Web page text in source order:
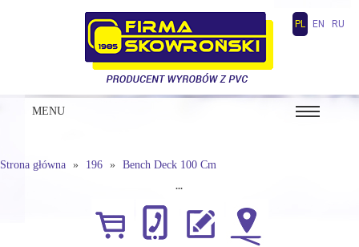
PL EN RU
MENU
Strona główna 196 Bench Deck 100 Cm
...